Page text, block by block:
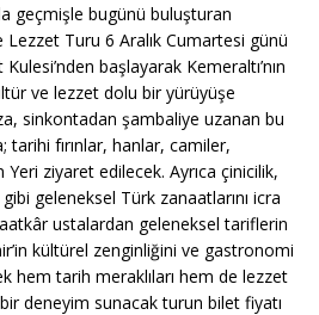
geçmişle bugünü buluşturan
Lezzet Turu 6 Aralık Cumartesi günü
Kulesi’nden başlayarak Kemeraltı’nın
ve lezzet dolu bir yürüyüşe
sinkontadan şambaliye uzanan bu
fırınlar, hanlar, camiler,
ziyaret edilecek. Ayrıca çinicilik,
geleneksel Türk zanaatlarını icra
ustalardan geleneksel tariflerin
kültürel zenginliğini ve gastronomi
hem tarih meraklıları hem de lezzet
deneyim sunacak turun bilet fiyatı